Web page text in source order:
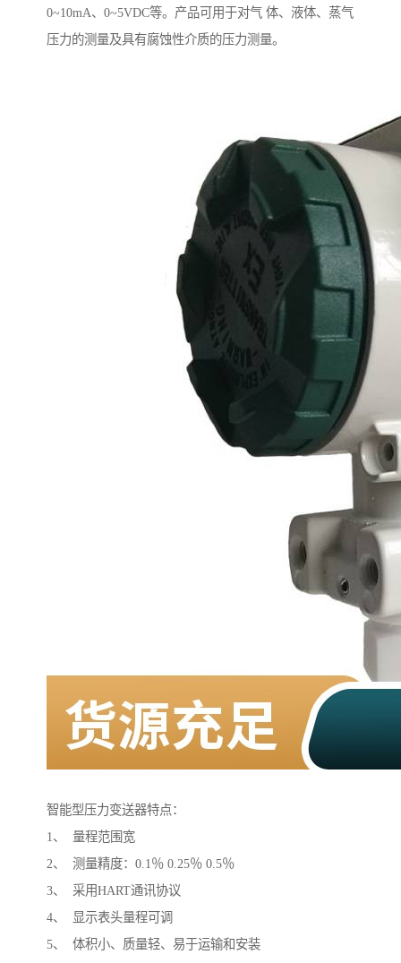
0~10mA、0~5VDC等。产品可用于对气 体、液体、蒸气
压力的测量及具有腐蚀性介质的压力测量。
智能型压力变送器特点：
1、 量程范围宽
2、 测量精度：0.1％ 0.25％ 0.5％
3、 采用HART通讯协议
4、 显示表头量程可调
5、 体积小、质量轻、易于运输和安装